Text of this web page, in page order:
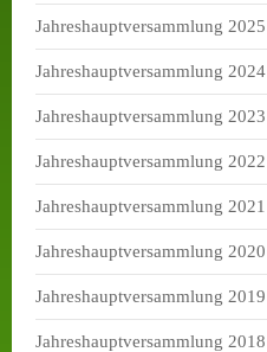
Jahreshauptversammlung 2025
Jahreshauptversammlung 2024
Jahreshauptversammlung 2023
Jahreshauptversammlung 2022
Jahreshauptversammlung 2021
Jahreshauptversammlung 2020
Jahreshauptversammlung 2019
Jahreshauptversammlung 2018